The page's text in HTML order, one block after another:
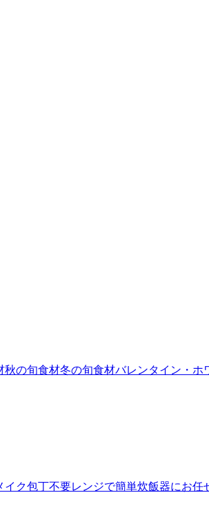
秋の旬食材冬の旬食材バレンタイン・ホ
イク包丁不要レンジで簡単炊飯器にお任